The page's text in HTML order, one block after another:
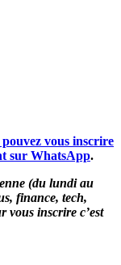
pouvez vous inscrire
sur WhatsApp.
(du lundi au
finance, tech,
vous inscrire c’est